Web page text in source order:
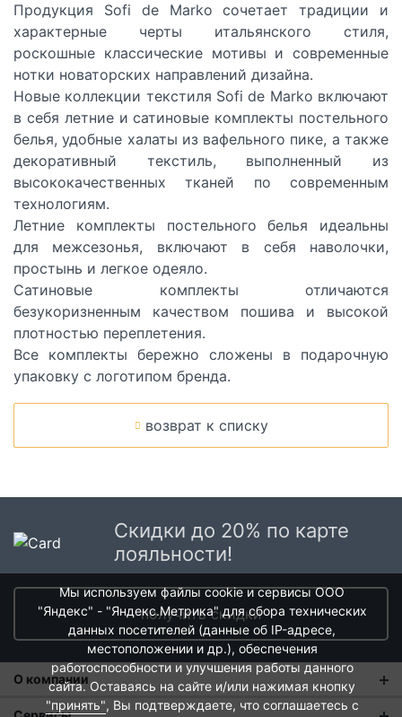
Продукция Sofi de Marko сочетает традиции и
характерные черты итальянского стиля,
роскошные классические мотивы и современные
нотки новаторских направлений дизайна.
Новые коллекции текстиля Sofi de Marko включают
в себя летние и сатиновые комплекты постельного
белья, удобные халаты из вафельного пике, а также
декоративный текстиль, выполненный из
высококачественных тканей по современным
технологиям.
Летние комплекты постельного белья идеальны
для межсезонья, включают в себя наволочки,
простынь и легкое одеяло.
Сатиновые комплекты отличаются
безукоризненным качеством пошива и высокой
плотностью переплетения.
Все комплекты бережно сложены в подарочную
упаковку с логотипом бренда.
возврат к списку
Скидки до 20% по карте
лояльности!
получить скидки
О компании
О нас
Мы используем файлы cookie и сервисы ООО
"Яндекс" - "Яндекс.Метрика" для сбора технических
данных посетителей (данные об IP-адресе,
местоположении и др.), обеспечения
работоспособности и улучшения работы данного
сайта. Оставаясь на сайте и/или нажимая кнопку
"принять", Вы подтверждаете, что соглашаетесь с